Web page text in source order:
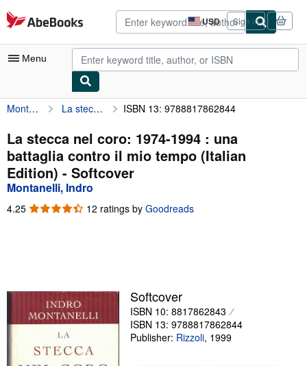
Skip to main content
AbeBooks.com USD
Site
shopping
preferences
Sign in
Menu
My Account
My Purchases
Advanced Search
Browse Collections
Rare Books
Start Selling
Help
Montanelli, Indro La stecca nel coro: 1974-1994 : una battaglia contro il mio tempo (Italian Edition) ISBN 13: 9788817862844
La stecca nel coro: 1974-1994 : una
battaglia contro il mio tempo (Italian
Edition) - Softcover
Montanelli, Indro
4.25 4.25
12 ratings by Goodreads
Softcover
ISBN 10: 8817862843
ISBN 13: 9788817862844
Publisher: Rizzoli, 1999